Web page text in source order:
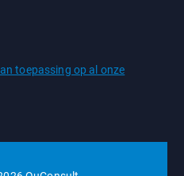
toepassing op al onze